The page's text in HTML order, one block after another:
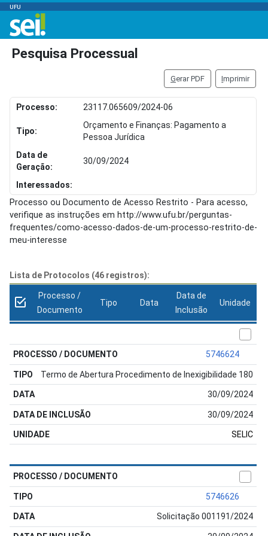
UFU
Pesquisa Processual
Gerar PDF Imprimir
Processo: 23117.065609/2024-06
Tipo:
Orçamento e Finanças: Pagamento a
Pessoa Jurídica
Data de
Geração:
30/09/2024
Interessados:
Processo ou Documento de Acesso Restrito - Para acesso,
verifique as instruções em http://www.ufu.br/perguntas-
frequentes/como-acesso-dados-de-um-processo-restrito-de-
meu-interesse
Lista de Protocolos (46 registros):
Processo /
Documento
Tipo Data
Data de
Inclusão
Unidade
5746624
Termo de Abertura Procedimento de Inexigibilidade 180
30/09/2024
30/09/2024
SELIC
5746626
Solicitação 001191/2024